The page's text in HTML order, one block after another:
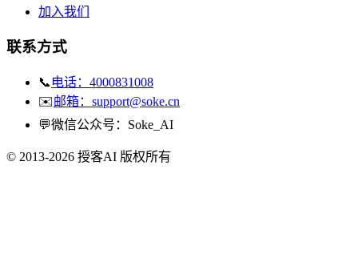
加入我们
联系方式
📞 电话：4000831008
✉️邮箱：support@soke.cn
💬微信公众号：Soke_AI
© 2013-2026 授客AI 版权所有